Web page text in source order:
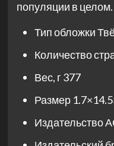
популяции в целом.
Тип обложки
Количество
Вес, г 377
Размер
Издательство